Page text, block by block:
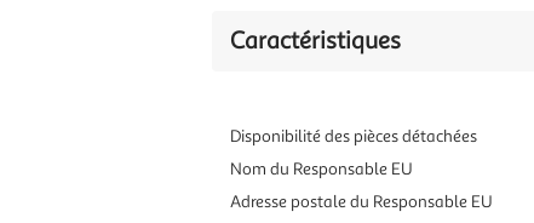
Caractéristiques
Disponibilité des pièces détachées
Nom du Responsable EU
Adresse postale du Responsable EU